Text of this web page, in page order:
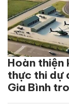
Hoàn thiện
thực thi dự
Gia Bình